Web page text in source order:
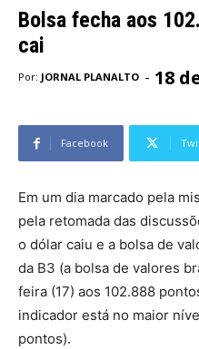
Bolsa fecha aos
cai
Por: JORNAL PLANALTO - 18
Facebook
Em um dia marcado pela
pela retomada das
o dólar caiu e a bolsa de
da B3 (a bolsa de valores
feira (17) aos 102.888
indicador está no maior
pontos).